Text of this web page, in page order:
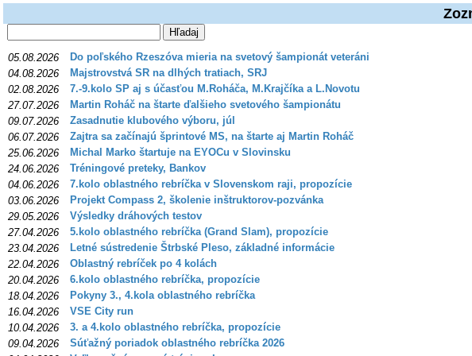
05.08.2026
Do poľského Rzeszóva mieria na svetový šampionát veteráni
04.08.2026
Majstrovstvá SR na dlhých tratiach, SRJ
02.08.2026
7.-9.kolo SP aj s účasťou M.Roháča, M.Krajčíka a L.Novotu
27.07.2026
Martin Roháč na štarte ďalšieho svetového šampionátu
09.07.2026
Zasadnutie klubového výboru, júl
06.07.2026
Zajtra sa začínajú šprintové MS, na štarte aj Martin Roháč
25.06.2026
Michal Marko štartuje na EYOCu v Slovinsku
24.06.2026
Tréningové preteky, Bankov
04.06.2026
7.kolo oblastného rebríčka v Slovenskom raji, propozície
03.06.2026
Projekt Compass 2, školenie inštruktorov-pozvánka
29.05.2026
Výsledky dráhových testov
27.04.2026
5.kolo oblastného rebríčka (Grand Slam), propozície
23.04.2026
Letné sústredenie Štrbské Pleso, základné informácie
22.04.2026
Oblastný rebríček po 4 kolách
20.04.2026
6.kolo oblastného rebríčka, propozície
18.04.2026
Pokyny 3., 4.kola oblastného rebríčka
16.04.2026
VSE City run
10.04.2026
3. a 4.kolo oblastného rebríčka, propozície
09.04.2026
Súťažný poriadok oblastného rebríčka 2026